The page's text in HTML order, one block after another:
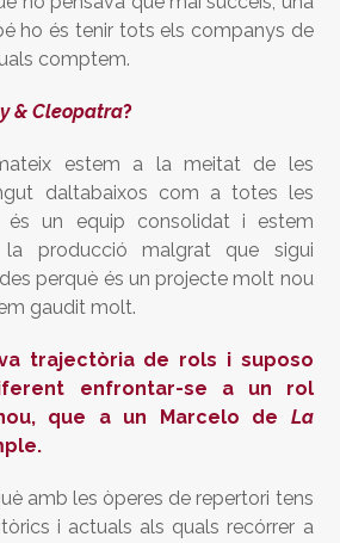
ho és tenir tots els companys de
comptem.
& Cleopatra?
estem a la meitat de les
daltabaixos com a totes les
és un equip consolidat i estem
producció malgrat que sigui
perquè és un projecte molt nou
gaudit molt.
trajectòria de rols i suposo
enfrontar-se a un rol
que a un Marcelo de La
amb les òperes de repertori tens
i actuals als quals recórrer a